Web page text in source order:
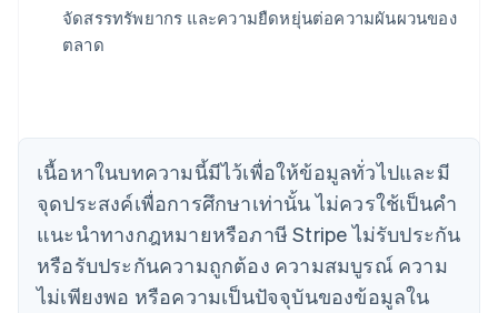
จัดสรรทรัพยากร และความยืดหยุ่นต่อความผันผวนของ
ตลาด
เนื้อหาในบทความนี้มีไว้เพื่อให้ข้อมูลทั่วไปและมี
จุดประสงค์เพื่อการศึกษาเท่านั้น ไม่ควรใช้เป็นคํา
แนะนําทางกฎหมายหรือภาษี Stripe ไม่รับประกัน
หรือรับประกันความถูกต้อง ความสมบูรณ์ ความ
ไม่เพียงพอ หรือความเป็นปัจจุบันของข้อมูลใน
กรีซ
English
EnglishFrançais
โครเอเชีย
EnglishItaliano
จีนแผ่นดินใหญ่
简体中文
ไซปรัส
English
ญี่ปุ่น